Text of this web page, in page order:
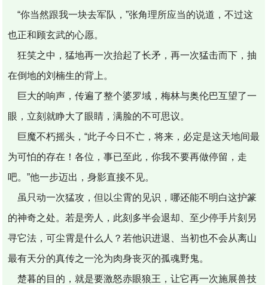
“你当然跟我一块去军队，”张角理所应当的说道，不过这
也正和顾玄武的心愿。
狂笑之中，猛地再一次抬起了长矛，再一次猛击而下，抽
在倒地的刘楠生的背上。
巨大的响声，传遍了整个婆罗域，梅林与奥伦巴互望了一
眼，立刻就睁大了眼睛，满脸的不可思议。
巨魔不朽摇头，“此子今日不亡，将来，必定是这天地间最
为可怕的存在！各位，事已至此，你我不要再做停留，走
吧。”他一步迈出，身影直接不见。
虽只动一次猛攻，但以尘霄的见识，哪还能不明白这护篆
的神奇之处。若是旁人，此刻多半会退却、至少停手片刻另
寻它法，可尘霄是什么人？若他识进退、当初也不会从离山
最有天分的真传之一沦为肉身丧灭的孤魂野鬼。
楚暮的目的，就是要激怒赤眼狼王，让它再一次施展兽技